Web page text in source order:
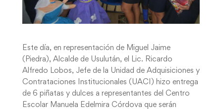
Este día, en representación de Miguel Jaime
(Piedra), Alcalde de Usulután, el Lic. Ricardo
Alfredo Lobos, Jefe de la Unidad de Adquisiciones y
Contrataciones Institucionales (UACI) hizo entrega
de 6 piñatas y dulces a representantes del Centro
Escolar Manuela Edelmira Córdova que serán